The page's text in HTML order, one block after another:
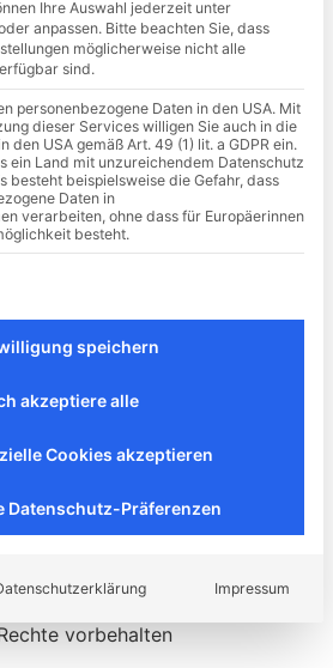
vorbehalten
Ihre Auswahl jederzeit unter
anpassen. Bitte beachten Sie, dass
möglicherweise nicht alle
sind.
personenbezogene Daten in den USA. Mit
dieser Services willigen Sie auch in die
den USA gemäß Art. 49 (1) lit. a GDPR ein.
ein Land mit unzureichendem Datenschutz
besteht beispielsweise die Gefahr, dass
Daten in
verarbeiten, ohne dass für Europäerinnen
besteht.
Service-Gruppen, für die eine
speichern
akzeptiere alle
Cookies akzeptieren
Datenschutz-Präferenzen
Impressum